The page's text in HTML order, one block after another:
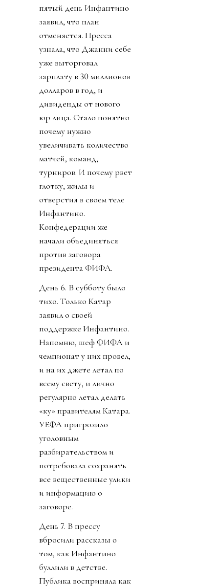
пятый день Инфантино
заявил, что план
отменяется. Пресса
узнала, что Джанни себе
уже выторговал
зарплату в 30 миллионов
долларов в год, и
дивиденды от нового
юр лица. Стало понятно
почему нужно
увеличивать количество
матчей, команд,
турниров. И почему рвет
глотку, жилы и
отверстия в своем теле
Инфантино.
Конфедерации же
начали объединяться
против заговора
президента ФИФА.
День 6. В субботу было
тихо. Только Катар
заявил о своей
поддержке Инфантино.
Напомню, шеф ФИФА и
чемпионат у них провел,
и на их джете летал по
всему свету, и лично
регулярно летал делать
«ку» правителям Катара.
УЕФА пригрозило
уголовным
разбирательством и
потребовала сохранять
все вещественные улики
и информацию о
заговоре.
День 7. В прессу
вбросили рассказы о
том, как Инфантино
буллили в детстве.
Публика восприняла как